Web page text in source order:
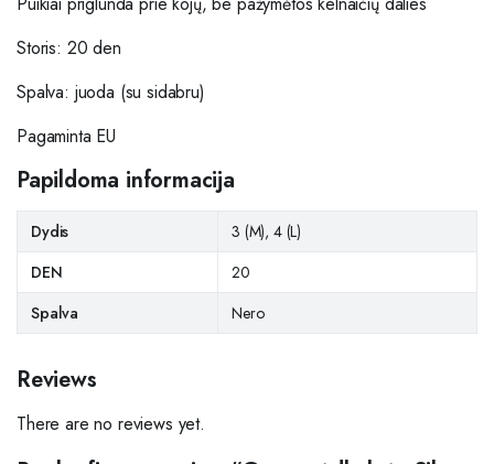
Storis: 20 den
Spalva: juoda (su sidabru)
Pagaminta EU
Papildoma informacija
Dydis
3 (M), 4 (L)
DEN
20
Spalva
Nero
Reviews
There are no reviews yet.